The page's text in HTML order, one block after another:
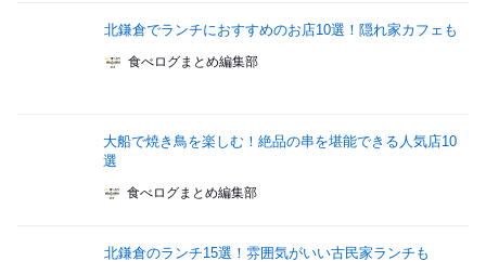
北鎌倉でランチにおすすめのお店10選！隠れ家カフェも
食べログまとめ編集部
大船で焼き鳥を楽しむ！絶品の串を堪能できる人気店10
選
食べログまとめ編集部
北鎌倉のランチ15選！雰囲気がいい古民家ランチも